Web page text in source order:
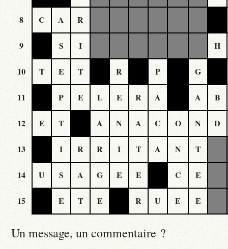
8 C A R
9 S I H
10 T E T R P G
11 P E L E R A A B
12 E T A N A C O N D
13 I R R I T A N T
14 U S A G E E C E
15 E T E R U E E
Un message, un commentaire ?